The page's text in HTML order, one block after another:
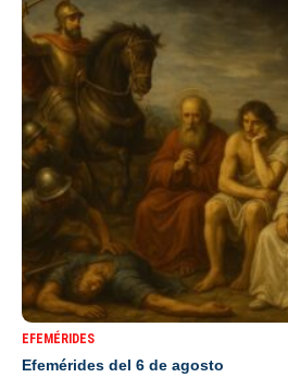
EFEMÉRIDES
Efemérides del 6 de agosto